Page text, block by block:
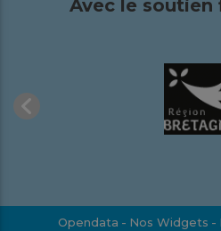
Avec le soutien
Opendata Nos Widgets